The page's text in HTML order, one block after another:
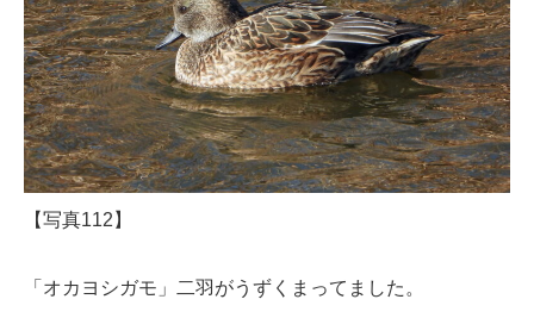
【写真112】
「オカヨシガモ」二羽がうずくまってました。